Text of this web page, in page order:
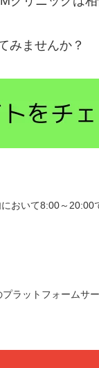
みませんか？
おいて8:00～20:00
ラットフォームサ